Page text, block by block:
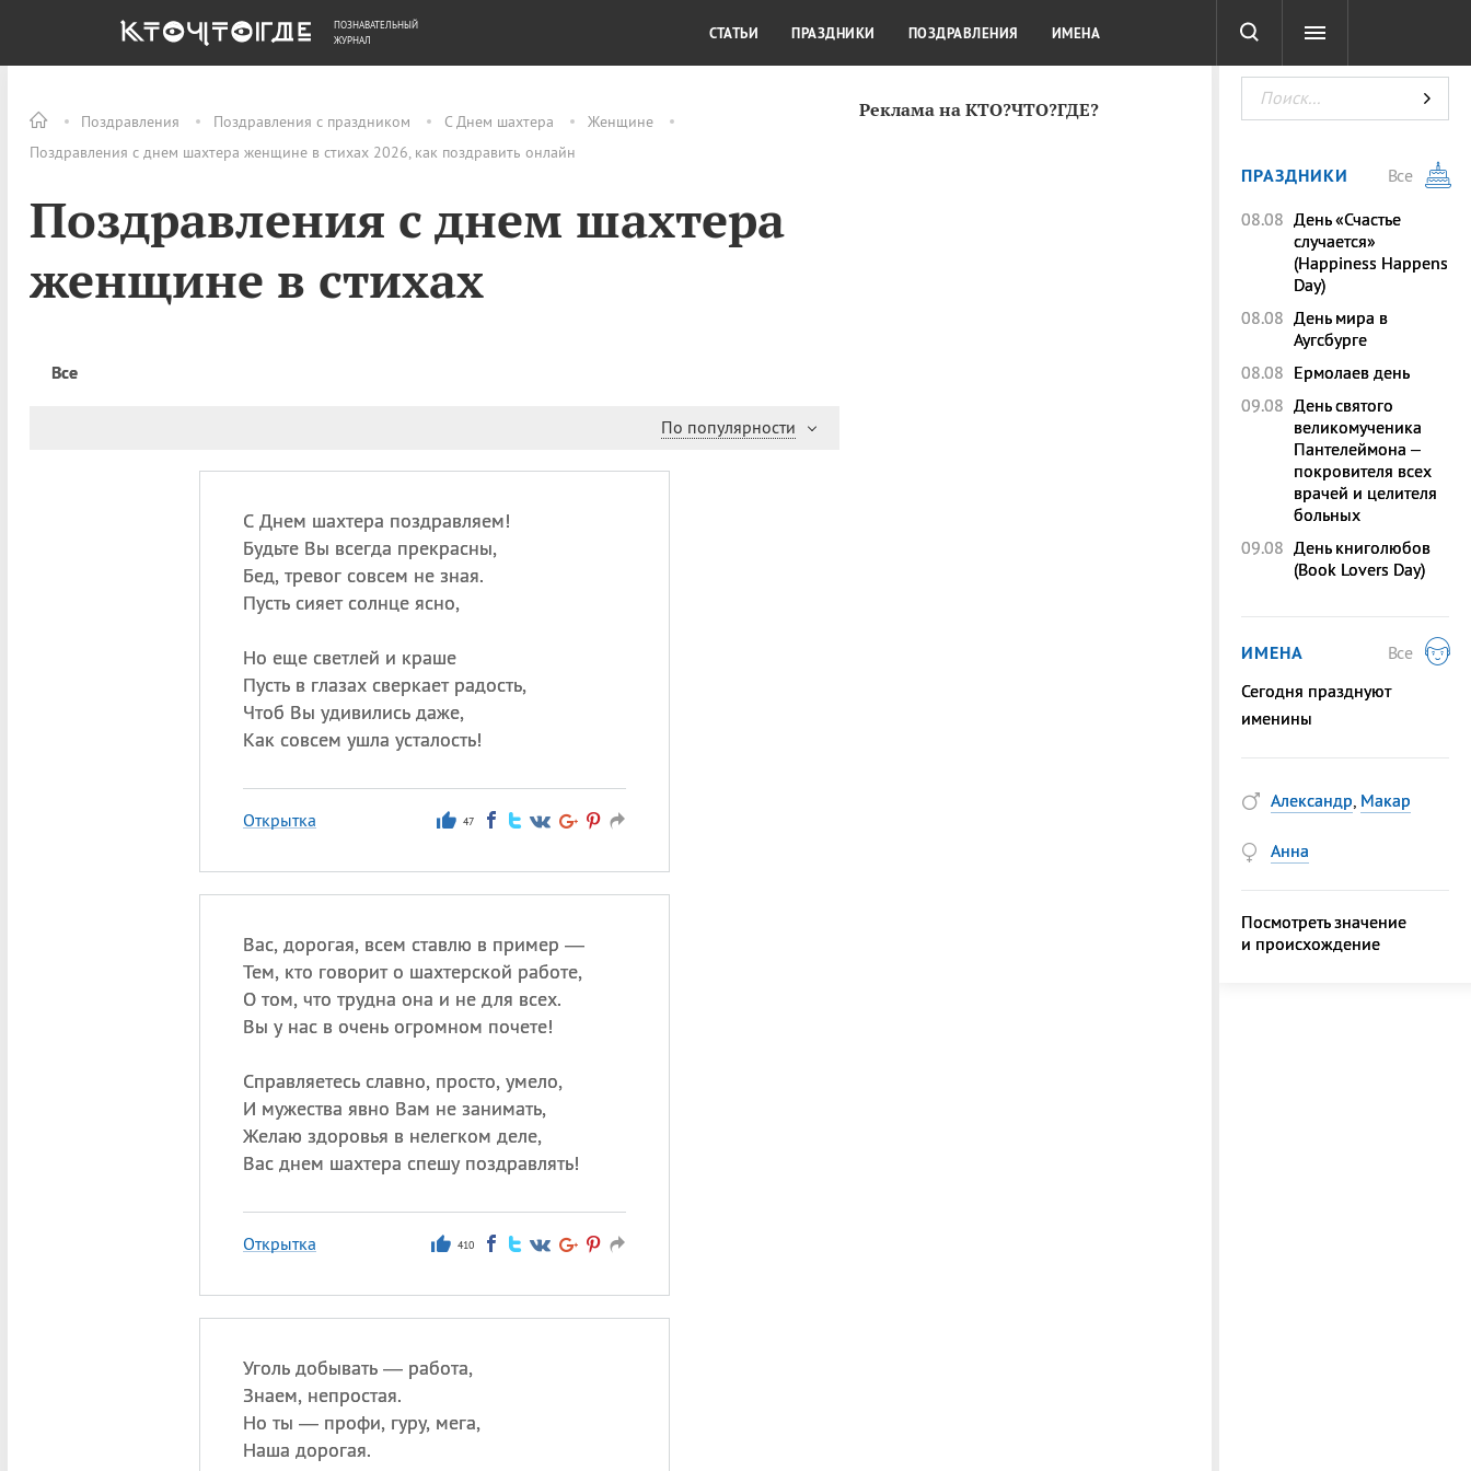
Поздравления Поздравления с праздником С Днем шахтера
Женщине
Поздравления с днем шахтера женщине в стихах 2026, как поздравить онлайн
Поздравления с днем шахтера
женщине в стихах
Все
По популярности
С Днем шахтера поздравляем!
Будьте Вы всегда прекрасны,
Бед, тревог совсем не зная.
Пусть сияет солнце ясно,
Но еще светлей и краше
Пусть в глазах сверкает радость,
Чтоб Вы удивились даже,
Как совсем ушла усталость!
Открытка 47
Вас, дорогая, всем ставлю в пример —
Тем, кто говорит о шахтерской работе,
О том, что трудна она и не для всех.
Вы у нас в очень огромном почете!
Справляетесь славно, просто, умело,
И мужества явно Вам не занимать,
Желаю здоровья в нелегком деле,
Вас днем шахтера спешу поздравлять!
Открытка 410
Уголь добывать — работа,
Знаем, непростая.
Но ты — профи, гуру, мега,
Наша дорогая.
Реклама на КТО?ЧТО?ГДЕ?
ОБЩЕСТВО ДЕНЬГИ КУЛЬТУРА КРАСОТА ТЕСТЫ
ПОЗНАВАТЕЛЬНЫЙ
ЖУРНАЛ
СТАТЬИ ПРАЗДНИКИ ПОЗДРАВЛЕНИЯ ИМЕНА
ПРАЗДНИКИ
Все
08.08 День «Счастье
случается»
(Happiness Happens
Day)
08.08 День мира в
Аугсбурге
08.08 Ермолаев день
09.08 День святого
великомученика
Пантелеймона –
покровителя всех
врачей и целителя
больных
09.08 День книголюбов
(Book Lovers Day)
ИМЕНА
Все
Сегодня празднуют
именины
Александр, Макар
Анна
Посмотреть значение
и происхождение